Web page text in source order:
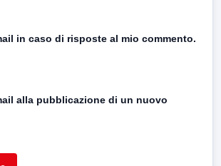
in caso di risposte al mio commento.
alla pubblicazione di un nuovo